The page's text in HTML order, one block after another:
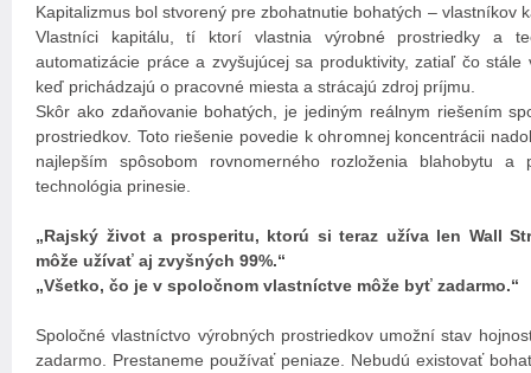
Kapitalizmus bol stvorený pre zbohatnutie bohatých – vlastníkov
Vlastníci kapitálu, tí ktorí vlastnia výrobné prostriedky a
automatizácie práce a zvyšujúcej sa produktivity, zatiaľ čo
keď prichádzajú o pracovné miesta a strácajú zdroj príjmu.
Skôr ako zdaňovanie bohatých, je jediným reálnym riešením
prostriedkov. Toto riešenie povedie k ohromnej koncentrácii
najlepším spôsobom rovnomerného rozloženia blahobytu a
technológia prinesie.
„Rajský život a prosperitu, ktorú si teraz užíva len Wall
môže užívať aj zvyšných 99%.“
„Všetko, čo je v spoločnom vlastníctve môže byť zadarmo.“
Spoločné vlastníctvo výrobných prostriedkov umožní stav
zadarmo. Prestaneme používať peniaze. Nebudú existovať